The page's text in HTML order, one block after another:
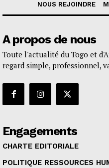
NOUS REJOINDRE
A propos de nous
Toute l'actualité du Togo et
regard simple, professionnel,
Engagements
CHARTE EDITORIALE
POLITIQUE RESSOURCES